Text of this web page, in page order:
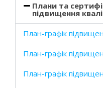
Плани та
підвищення
План-графік
План-графік
План-графік